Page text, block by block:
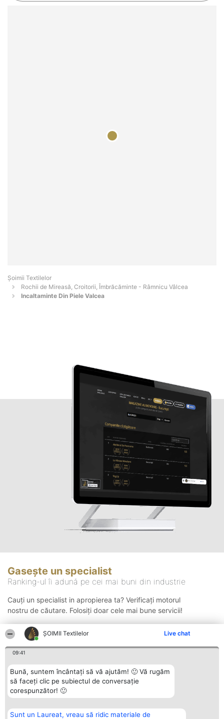
ȘOIMII Textilelor Live chat
09:41
Bună, suntem încântați să vă ajutăm! 🙂 Vă rugăm
să faceți clic pe subiectul de conversație
corespunzător! 🙂
Sunt un Laureat, vreau să ridic materiale de
Șoimii Textilelor
Rochii de Mireasă, Croitorii, Îmbrăcăminte - Râmnicu Vâlcea
Incaltaminte Din Piele Valcea
Gasește un specialist
Ranking-ul îi adună pe cei mai buni din industrie
Cauți un specialist in apropierea ta? Verificați motorul
nostru de căutare. Folosiți doar cele mai bune servicii!
Organizator Ranking Plebiscyt Contact